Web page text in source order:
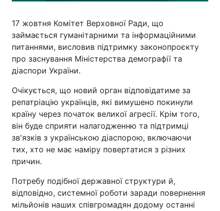
17 жовтня Комітет Верховної Ради, що
займається гуманітарними та інформаційними
питаннями, висловив підтримку законопроєкту
про заснування Міністерства демографії та
діаспори України.
Очікується, що новий орган відповідатиме за
репатріацію українців, які вимушено покинули
країну через початок великої агресії. Крім того,
він буде сприяти налагодженню та підтримці
зв'язків з українською діаспорою, включаючи
тих, хто не має наміру повертатися з різних
причин.
Потребу подібної державної структури й,
відповідно, системної роботи заради повернення
мільйонів наших співгромадян додому останні